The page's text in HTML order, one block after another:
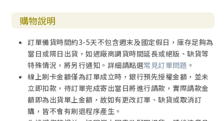
購物說明
訂單備貨時間約3-5天不包含週末及國定假日，庫存足夠為
當日或隔日出貨，如遇廠商調貨時間延長或絕版、缺貨等
特殊情況，將另行通知。詳細請點選常見訂單問題 。
線上刷卡金額僅為訂單成立時，銀行預先授權金額，並未
立即扣款，待訂單完成寄出當日將進行請款，實際請款金
額即為出貨單上金額，故如有更改訂單、缺貨或取消訂
購，皆不會有刷退程序產生。